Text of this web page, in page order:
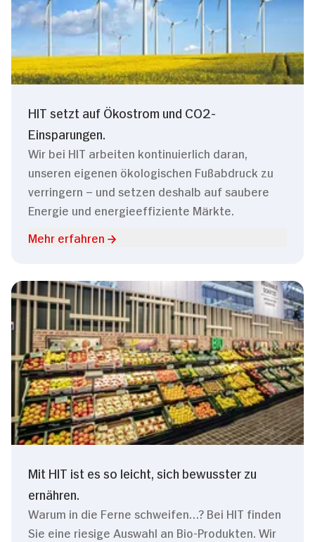
HIT setzt auf Ökostrom und CO2-
Einsparungen.
Wir bei HIT arbeiten kontinuierlich daran,
unseren eigenen ökologischen Fußabdruck zu
verringern – und setzen deshalb auf saubere
Energie und energieeffiziente Märkte.
Mehr erfahren
Mit HIT ist es so leicht, sich bewusster zu
ernähren.
Warum in die Ferne schweifen…? Bei HIT finden
Sie eine riesige Auswahl an Bio-Produkten. Wir